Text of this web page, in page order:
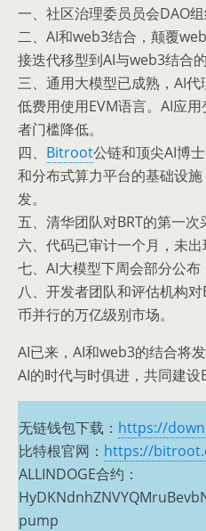
一、社区治理委员员会DAO组
二、AI和web3结合，颠覆
接迭代移型到AI与web3结合
三、通用大模型已成熟，AI
低费用使用EVM语言。AI应
者门槛降低。
四、 Bitroot公链和顶尖AI博
和分布式算力平台的基础设
发。
五、清华团队对BRT的第一次
六、代码已审计一个月，未出
七、AI大模型下周会部分公布
八、开发者团队和评估机构
币并行的万亿级别市场。
AI已来，AI和web3的结合将
AI的时代与时俱进，共同建设
无链钱包下载： https://
比特根官网： https://
ALLINDOGE合约：
pump